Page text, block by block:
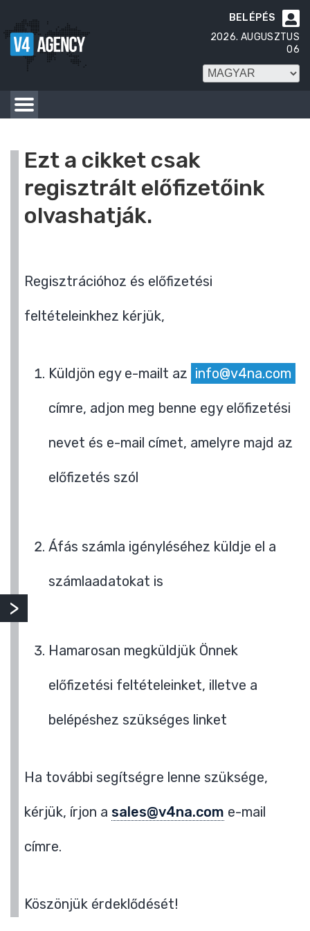

BELÉPÉS
2026. AUGUSZTUS
06
Ezt a cikket csak
regisztrált előfizetőink
olvashatják.
Regisztrációhoz és előfizetési
feltételeinkhez kérjük,
Küldjön egy e-mailt az info@v4na.com
címre, adjon meg benne egy előfizetési
nevet és e-mail címet, amelyre majd az
előfizetés szól
Áfás számla igényléséhez küldje el a
számlaadatokat is
Hamarosan megküldjük Önnek
előfizetési feltételeinket, illetve a
belépéshez szükséges linket
Ha további segítségre lenne szüksége,
kérjük, írjon a sales@v4na.com e-mail
címre.
Köszönjük érdeklődését!